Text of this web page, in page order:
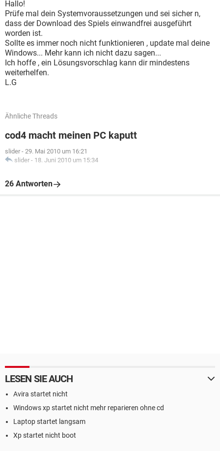
Hallo!
Prüfe mal dein Systemvoraussetzungen und sei sicher n,
dass der Download des Spiels einwandfrei ausgeführt
worden ist.
Sollte es immer noch nicht funktionieren , update mal deine
Windows... Mehr kann ich nicht dazu sagen...
Ich hoffe , ein Lösungsvorschlag kann dir mindestens
weiterhelfen.
L.G
Ähnliche Threads
cod4 macht meinen PC kaputt
slider - 29. Mai 2010 um 16:21
slider - 18. Juni 2010 um 15:34
26 Antworten
LESEN SIE AUCH
Avira startet nicht
Windows xp startet nicht mehr reparieren ohne cd
Laptop startet langsam
Xp startet nicht boot